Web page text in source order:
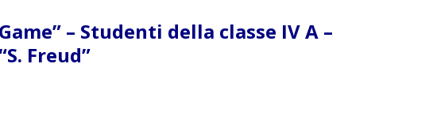
– Studenti della classe IV A –
Freud”